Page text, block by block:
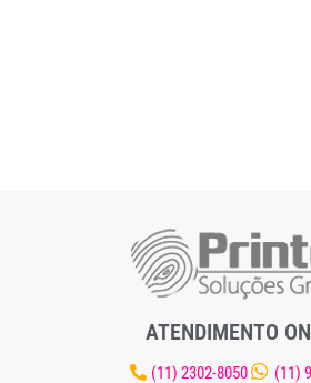
ATENDIMENTO
(11) 2302-8050 (11)